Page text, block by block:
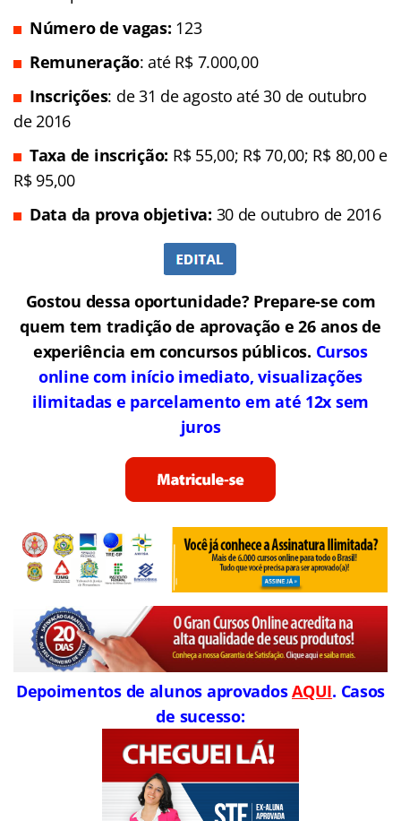
Número de vagas: 123
Remuneração: até R$ 7.000,00
Inscrições: de 31 de agosto até 30 de outubro
de 2016
Taxa de inscrição: R$ 55,00; R$ 70,00; R$ 80,00 e
R$ 95,00
Data da prova objetiva: 30 de outubro de 2016
Gostou dessa oportunidade? Prepare-se com
quem tem tradição de aprovação e 26 anos de
experiência em concursos públicos. Cursos
online com início imediato, visualizações
ilimitadas e parcelamento em até 12x sem
juros
Depoimentos de alunos aprovadosAQUI. Casos
de sucesso: